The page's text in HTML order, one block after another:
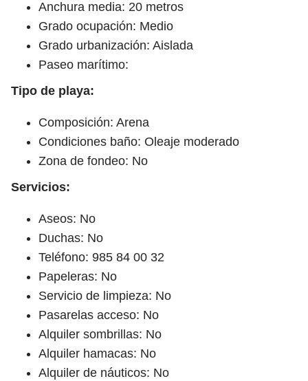
Anchura media: 20 metros
Grado ocupación: Medio
Grado urbanización: Aislada
Paseo marítimo:
Tipo de playa:
Composición: Arena
Condiciones baño: Oleaje moderado
Zona de fondeo: No
Servicios:
Aseos: No
Duchas: No
Teléfono: 985 84 00 32
Papeleras: No
Servicio de limpieza: No
Pasarelas acceso: No
Alquiler sombrillas: No
Alquiler hamacas: No
Alquiler de náuticos: No